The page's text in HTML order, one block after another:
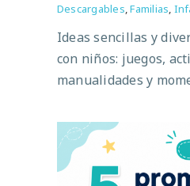
Descargables ,Familias
Ideas sencillas y
con niños: juegos,
manualidades y